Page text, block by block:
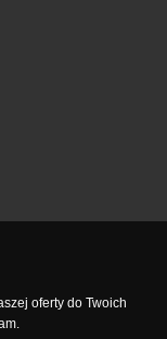
oferty do Twoich